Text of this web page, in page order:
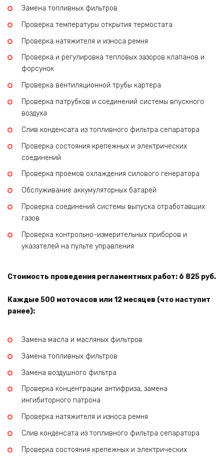
Замена топливных фильтров
Проверка температуры открытия термостата
Проверка натяжителя и износа ремня
Проверка и регулировка тепловых зазоров клапанов и
форсунок
Проверка вентиляционной трубы картера
Проверка патрубков и соединений системы впускного
воздуха
Слив конденсата из топливного фильтра сепаратора
Проверка состояния крепежных и электрических
соединений
Проверка проемов охлаждения силового генератора
Обслуживание аккумуляторных батарей
Проверка соединений системы выпуска отработавших
газов
Проверка контрольно-измерительных приборов и
указателей на пульте управления
Стоимость проведения регламентных работ: 6 825 руб.
Каждые 500 моточасов или 12 месяцев (что наступит
ранее):
Замена масла и масляных фильтров
Замена топливных фильтров
Замена воздушного фильтра
Проверка концентрации антифриза, замена
ингибиторного патрона
Проверка натяжителя и износа ремня
Слив конденсата из топливного фильтра сепаратора
Проверка состояния крепежных и электрических